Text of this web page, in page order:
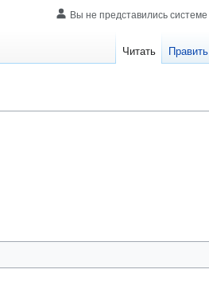
Вы не представились системе
Читать Править